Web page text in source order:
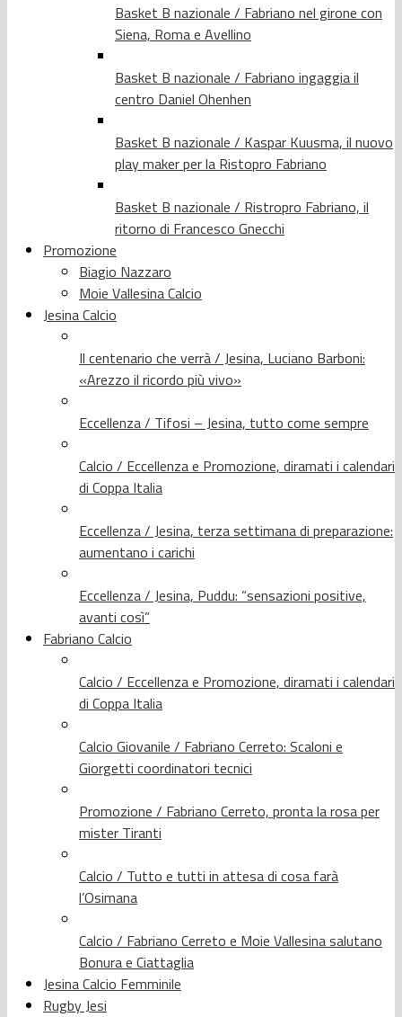
Basket B nazionale / Fabriano nel girone con
Siena, Roma e Avellino
Basket B nazionale / Fabriano ingaggia il
centro Daniel Ohenhen
Basket B nazionale / Kaspar Kuusma, il nuovo
play maker per la Ristopro Fabriano
Basket B nazionale / Ristropro Fabriano, il
ritorno di Francesco Gnecchi
Promozione
Biagio Nazzaro
Moie Vallesina Calcio
Jesina Calcio
Il centenario che verrà / Jesina, Luciano Barboni:
«Arezzo il ricordo più vivo»
Eccellenza / Tifosi – Jesina, tutto come sempre
Calcio / Eccellenza e Promozione, diramati i calendari
di Coppa Italia
Eccellenza / Jesina, terza settimana di preparazione:
aumentano i carichi
Eccellenza / Jesina, Puddu: “sensazioni positive,
avanti così”
Fabriano Calcio
Calcio / Eccellenza e Promozione, diramati i calendari
di Coppa Italia
Calcio Giovanile / Fabriano Cerreto: Scaloni e
Giorgetti coordinatori tecnici
Promozione / Fabriano Cerreto, pronta la rosa per
mister Tiranti
Calcio / Tutto e tutti in attesa di cosa farà
l’Osimana
Calcio / Fabriano Cerreto e Moie Vallesina salutano
Bonura e Ciattaglia
Jesina Calcio Femminile
Rugby Jesi